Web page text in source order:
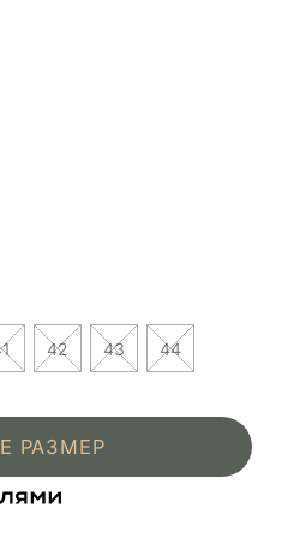
42 43 44
РАЗМЕР